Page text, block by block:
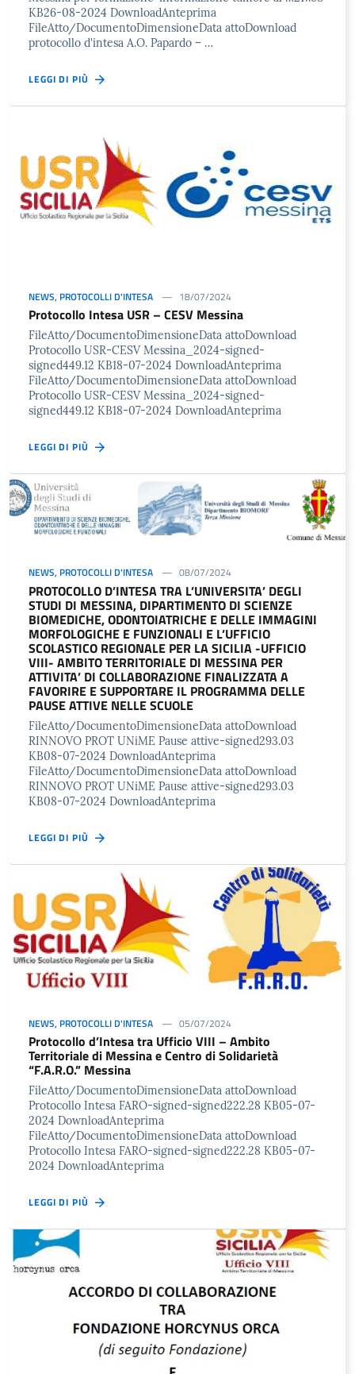
KB26-08-2024 DownloadAnteprima
FileAtto/DocumentoDimensioneData attoDownload
protocollo d'intesa A.O. Papardo – …
LEGGI DI PIÙ
NEWS, PROTOCOLLI D'INTESA 18/07/2024
Protocollo Intesa USR – CESV Messina
FileAtto/DocumentoDimensioneData attoDownload
Protocollo USR-CESV Messina_2024-signed-
signed449.12 KB18-07-2024 DownloadAnteprima
FileAtto/DocumentoDimensioneData attoDownload
Protocollo USR-CESV Messina_2024-signed-
signed449.12 KB18-07-2024 DownloadAnteprima
LEGGI DI PIÙ
NEWS, PROTOCOLLI D'INTESA 08/07/2024
PROTOCOLLO D’INTESA TRA L’UNIVERSITA’ DEGLI
STUDI DI MESSINA, DIPARTIMENTO DI SCIENZE
BIOMEDICHE, ODONTOIATRICHE E DELLE IMMAGINI
MORFOLOGICHE E FUNZIONALI E L’UFFICIO
SCOLASTICO REGIONALE PER LA SICILIA -UFFICIO
VIII- AMBITO TERRITORIALE DI MESSINA PER
ATTIVITA’ DI COLLABORAZIONE FINALIZZATA A
FAVORIRE E SUPPORTARE IL PROGRAMMA DELLE
PAUSE ATTIVE NELLE SCUOLE
FileAtto/DocumentoDimensioneData attoDownload
RINNOVO PROT UNiME Pause attive-signed293.03
KB08-07-2024 DownloadAnteprima
FileAtto/DocumentoDimensioneData attoDownload
RINNOVO PROT UNiME Pause attive-signed293.03
KB08-07-2024 DownloadAnteprima
LEGGI DI PIÙ
NEWS, PROTOCOLLI D'INTESA 05/07/2024
Protocollo d’Intesa tra Ufficio VIII – Ambito
Territoriale di Messina e Centro di Solidarietà
“F.A.R.O.” Messina
FileAtto/DocumentoDimensioneData attoDownload
Protocollo Intesa FARO-signed-signed222.28 KB05-07-
2024 DownloadAnteprima
FileAtto/DocumentoDimensioneData attoDownload
Protocollo Intesa FARO-signed-signed222.28 KB05-07-
2024 DownloadAnteprima
LEGGI DI PIÙ